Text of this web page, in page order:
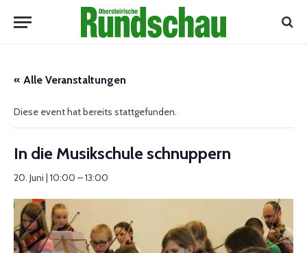
« Alle Veranstaltungen
Diese event hat bereits stattgefunden.
In die Musikschule schnuppern
20. Juni | 10:00 –13:00